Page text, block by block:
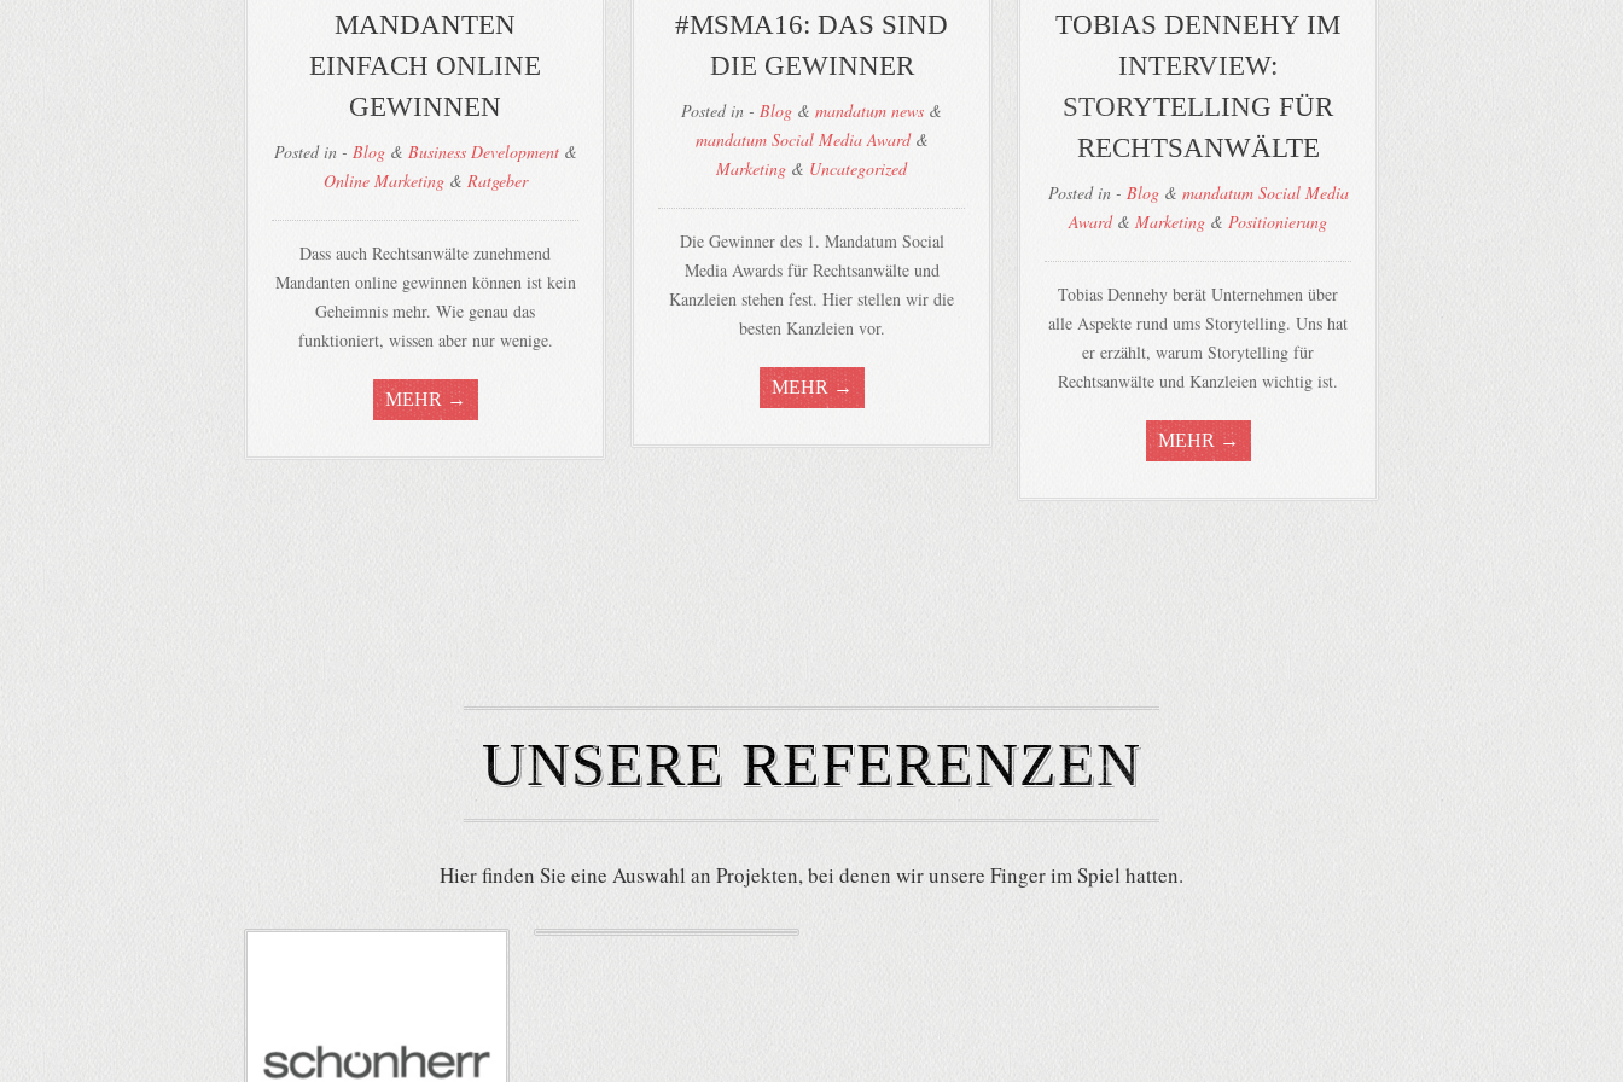
MANDANTEN
EINFACH ONLINE
GEWINNEN
Posted in - Blog& Business Development&
Online Marketing& Ratgeber
Dass auch Rechtsanwälte zunehmend
Mandanten online gewinnen können ist kein
Geheimnis mehr. Wie genau das
funktioniert, wissen aber nur wenige.
MEHR →
#MSMA16: DAS SIND
DIE GEWINNER
Posted in - Blog & mandatum news &
mandatum Social Media Award&
Marketing & Uncategorized
Die Gewinner des 1. Mandatum Social
Media Awards für Rechtsanwälte und
Kanzleien stehen fest. Hier stellen wir die
besten Kanzleien vor.
MEHR →
TOBIAS DENNEHY IM
INTERVIEW:
STORYTELLING FÜR
RECHTSANWÄLTE
Posted in - Blog& mandatum Social Media
Award& Marketing & Positionierung
Tobias Dennehy berät Unternehmen über
alle Aspekte rund ums Storytelling. Uns hat
er erzählt, warum Storytelling für
Rechtsanwälte und Kanzleien wichtig ist.
MEHR →
UNSERE REFERENZEN
Hier finden Sie eine Auswahl an Projekten, bei denen wir unsere Finger im Spiel hatten.